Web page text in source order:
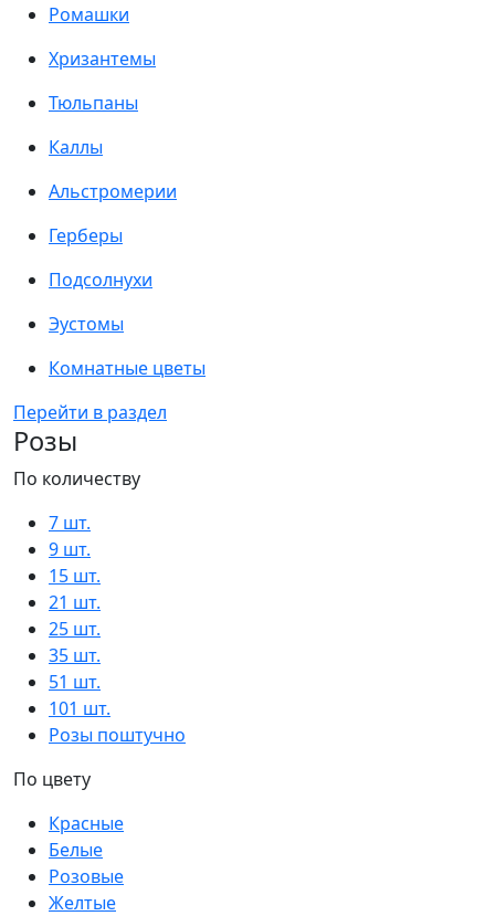
Ромашки
Хризантемы
Тюльпаны
Каллы
Альстромерии
Герберы
Подсолнухи
Эустомы
Комнатные цветы
Перейти в раздел
Розы
По количеству
7 шт.
9 шт.
15 шт.
21 шт.
25 шт.
35 шт.
51 шт.
101 шт.
Розы поштучно
По цвету
Красные
Белые
Розовые
Желтые